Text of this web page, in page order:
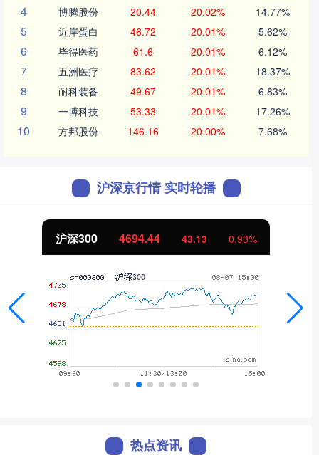
4 博腾股份 20.44 20.02% 14.77%
5 近岸蛋白 46.72 20.01% 5.62%
6 毕得医药 61.6 20.01% 6.12%
7 五洲医疗 83.62 20.01% 18.37%
8 耐科装备 49.67 20.01% 6.83%
9 一博科技 53.33 20.01% 17.26%
10 方邦股份 146.16 20.00% 7.68%
沪深京行情 实时轮播
北证50 1134.24 11.37 1.01%
热点资讯